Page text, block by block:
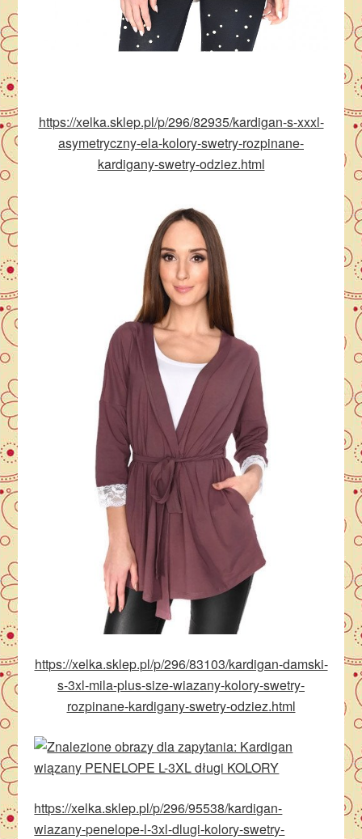
https://xelka.sklep.pl/p/296/82935/kardigan-s-xxxl-
asymetryczny-ela-kolory-swetry-rozpinane-
kardigany-swetry-odziez.html
https://xelka.sklep.pl/p/296/83103/kardigan-damski-
s-3xl-mila-plus-size-wiazany-kolory-swetry-
rozpinane-kardigany-swetry-odziez.html
https://xelka.sklep.pl/p/296/95538/kardigan-
wiazany-penelope-l-3xl-dlugi-kolory-swetry-